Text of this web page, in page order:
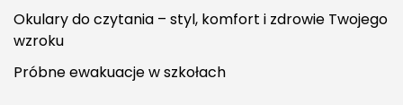
Okulary do czytania – styl, komfort i zdrowie Twojego
wzroku
Próbne ewakuacje w szkołach